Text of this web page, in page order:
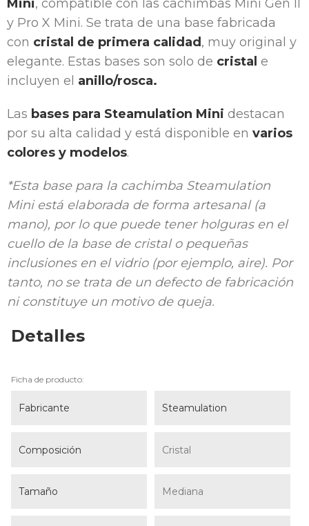
Mini, compatible con las cachimbas Mini Gen II
y Pro X Mini. Se trata de una base fabricada
con cristal de primera calidad , muy original y
elegante. Estas bases son solo de cristal e
incluyen el anillo/rosca.
Las bases para Steamulation Mini destacan
por su alta calidad y está disponible en varios
colores y modelos.
*Esta base para la cachimba Steamulation
Mini está elaborada de forma artesanal (a
mano), por lo que puede tener holguras en el
cuello de la base de cristal o pequeñas
inclusiones en el vidrio (por ejemplo, aire). Por
tanto, no se trata de un defecto de fabricación
ni constituye un motivo de queja.
Detalles
Ficha de producto:
Fabricante Steamulation
Composición Cristal
Tamaño Mediana